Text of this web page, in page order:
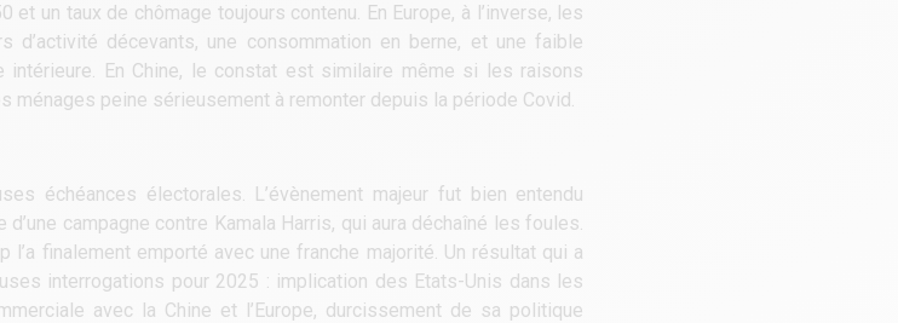
un taux de chômage toujours contenu. En Europe, à l’inverse, les
décevants, une consommation en berne, et une faible
En Chine, le constat est similaire même si les raisons
peine sérieusement à remonter depuis la période Covid.
échéances électorales. L’évènement majeur fut bien entendu
campagne contre Kamala Harris, qui aura déchaîné les foules.
finalement emporté avec une franche majorité. Un résultat qui a
interrogations pour 2025 : implication des Etats-Unis dans les
avec la Chine et l’Europe, durcissement de sa politique